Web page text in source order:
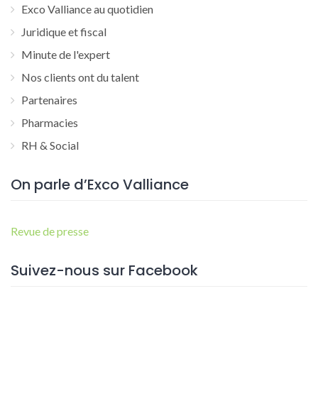
Exco Valliance au quotidien
Juridique et fiscal
Minute de l'expert
Nos clients ont du talent
Partenaires
Pharmacies
RH & Social
On parle d’Exco Valliance
Revue de presse
Suivez-nous sur Facebook